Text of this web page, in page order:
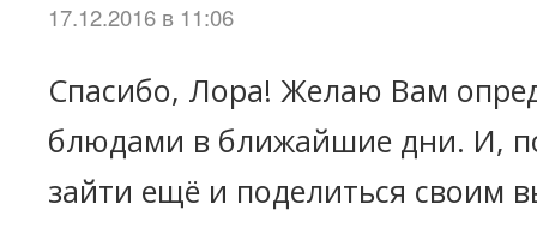
17.12.2016 в 11:06
Спасибо, Лора! Желаю Вам
блюдами в ближайшие дни. И,
зайти ещё и поделиться своим